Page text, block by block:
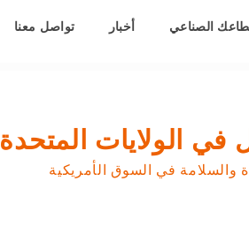
الصناعي أخبار تواصل معنا
في الولايات المتحدة
والسلامة في السوق الأمريكية